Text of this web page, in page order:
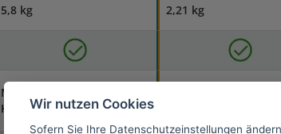
5,8 kg 2,21 kg
Mit
Kaltverdunstungsprinzip
Wir nutzen Cookies
Sofern Sie Ihre Datenschutzeinstellungen